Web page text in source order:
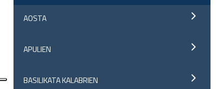
AOSTA
APULIEN
BASILIKATA KALABRIEN